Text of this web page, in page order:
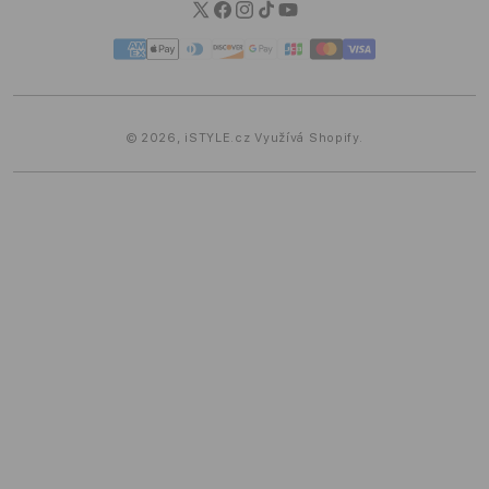
Twitter
Facebook
Instagram
TikTokYouTube
Platební
metody
© 2026, iSTYLE.cz Využívá Shopify.